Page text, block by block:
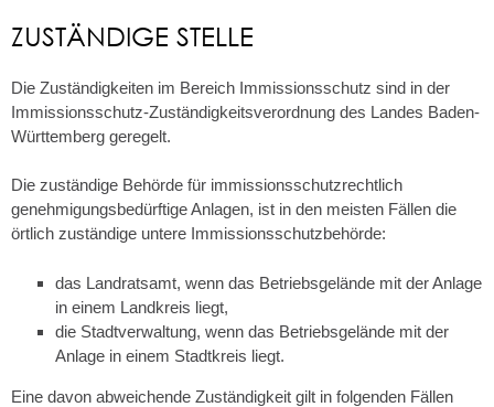
ZUSTÄNDIGE STELLE
Die Zuständigkeiten im Bereich Immissionsschutz sind in der
Immissionsschutz-Zuständigkeitsverordnung des Landes Baden-
Württemberg geregelt.
Die zuständige Behörde für immissionsschutzrechtlich
genehmigungsbedürftige Anlagen, ist in den meisten Fällen die
örtlich zuständige untere Immissionsschutzbehörde:
das Landratsamt, wenn das Betriebsgelände mit der Anlage
in einem Landkreis liegt,
die Stadtverwaltung, wenn das Betriebsgelände mit der
Anlage in einem Stadtkreis liegt.
Eine davon abweichende Zuständigkeit gilt in folgenden Fällen